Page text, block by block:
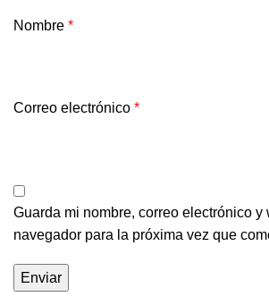
Nombre *
Correo electrónico *
Guarda mi nombre, correo electrónico y
navegador para la próxima vez que